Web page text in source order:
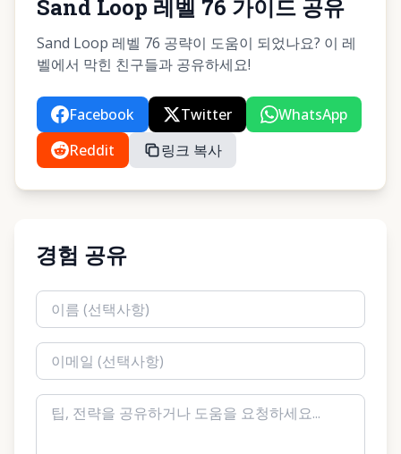
Sand Loop 레벨 76 가이드 공유
Sand Loop 레벨 76 공략이 도움이 되었나요? 이 레
벨에서 막힌 친구들과 공유하세요!
Facebook Twitter
WhatsApp
Reddit
링크 복사
경험 공유